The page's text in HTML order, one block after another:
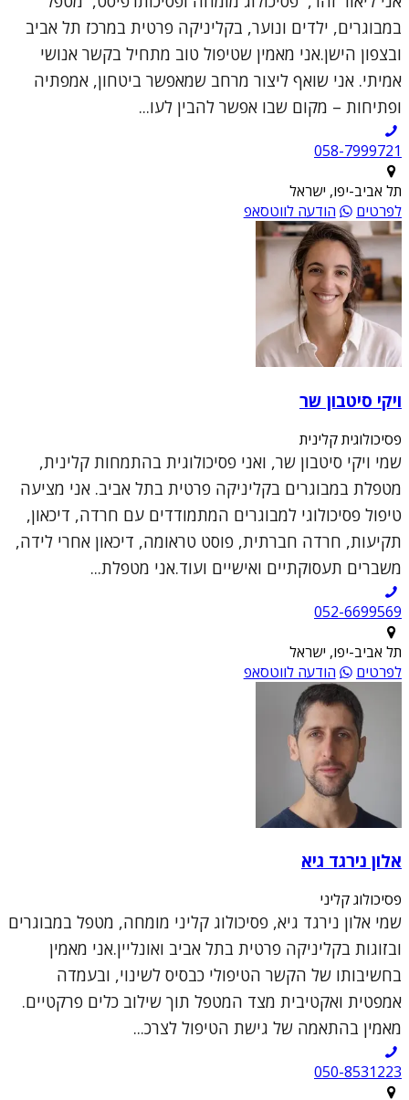
במבוגרים, ילדים ונוער, בקליניקה פרטית במרכז תל אביב
ובצפון הישן.אני מאמין שטיפול טוב מתחיל בקשר אנושי
אמיתי. אני שואף ליצור מרחב שמאפשר ביטחון, אמפתיה
ופתיחות – מקום שבו אפשר להבין לעו...
תל אביב-יפו, ישראל
לפרטים
הודעה לווטסאפ
ויקי סיטבון שר
פסיכולוגית קלינית
שמי ויקי סיטבון שר, ואני פסיכולוגית בהתמחות קלינית,
מטפלת במבוגרים בקליניקה פרטית בתל אביב. אני מציעה
טיפול פסיכולוגי למבוגרים המתמודדים עם חרדה, דיכאון,
תקיעות, חרדה חברתית, פוסט טראומה, דיכאון אחרי לידה,
משברים תעסוקתיים ואישיים ועוד.אני מטפלת...
052-6699569
תל אביב-יפו, ישראל
לפרטים
הודעה לווטסאפ
אלון נירגד גיא
פסיכולוג קליני
שמי אלון נירגד גיא, פסיכולוג קליני מומחה, מטפל במבוגרים
ובזוגות בקליניקה פרטית בתל אביב ואונליין.אני מאמין
בחשיבותו של הקשר הטיפולי כבסיס לשינוי, ובעמדה
אמפטית ואקטיבית מצד המטפל תוך שילוב כלים פרקטיים.
מאמין בהתאמה של גישת הטיפול לצרכ...
050-8531223